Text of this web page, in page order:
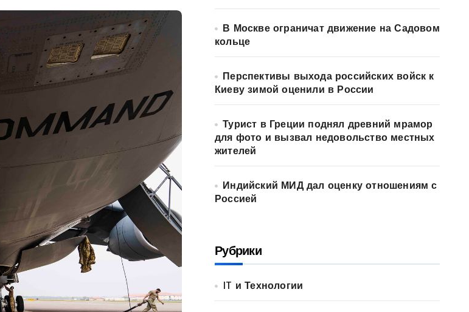
В Москве ограничат движение на Садовом
кольце
Перспективы выхода российских войск к
Киеву зимой оценили в России
Турист в Греции поднял древний мрамор
для фото и вызвал недовольство местных
жителей
Индийский МИД дал оценку отношениям с
Россией
Рубрики
IT и Технологии